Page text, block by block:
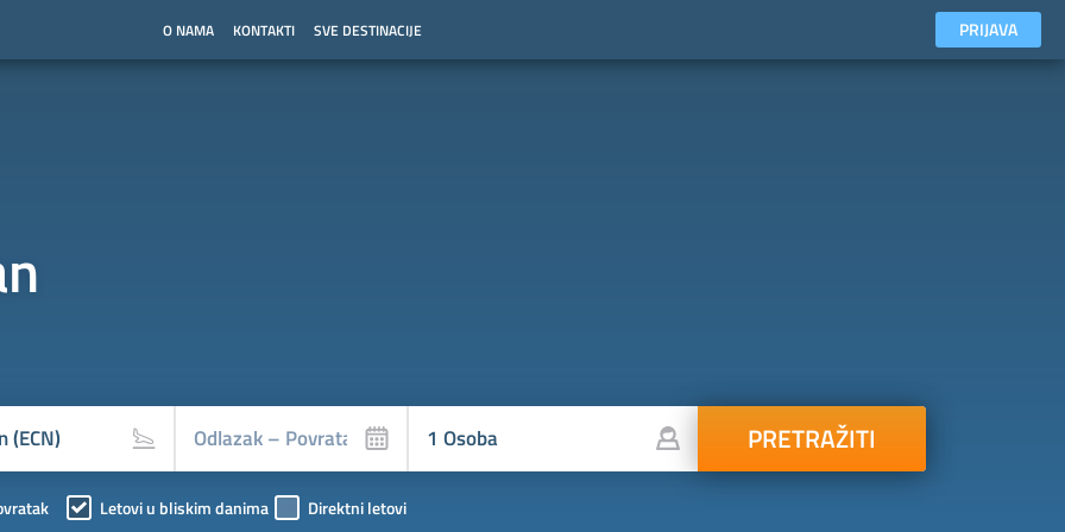
O NAMA KONTAKTI SVE DESTINACIJE PRIJAVA
PRETRAŽITI
Letovi u bliskim danima Direktni letovi